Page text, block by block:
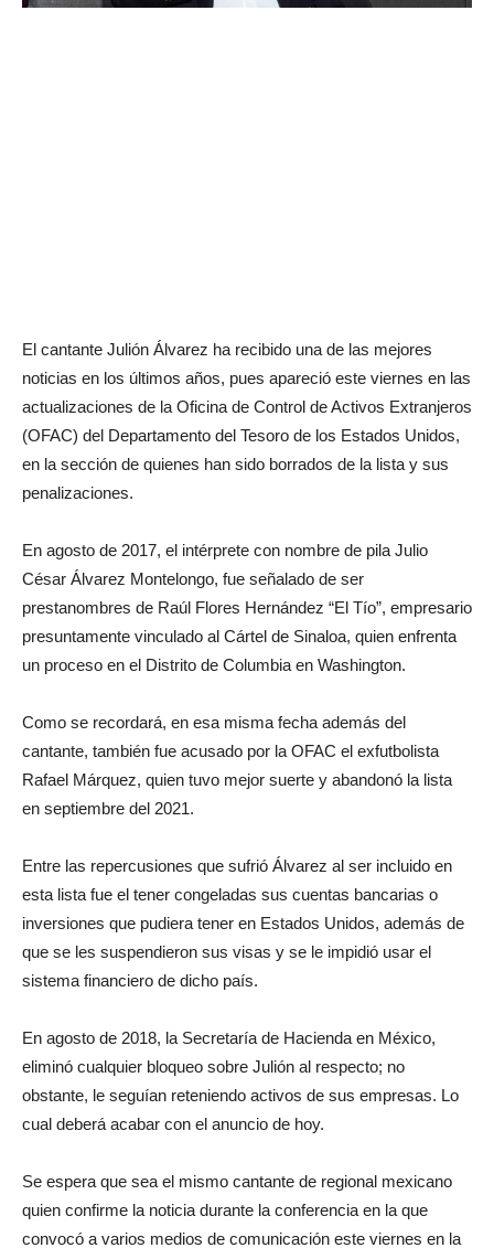
El cantante Julión Álvarez ha recibido una de las mejores
noticias en los últimos años, pues apareció este viernes en las
actualizaciones de la Oficina de Control de Activos Extranjeros
(OFAC) del Departamento del Tesoro de los Estados Unidos,
en la sección de quienes han sido borrados de la lista y sus
penalizaciones.
En agosto de 2017, el intérprete con nombre de pila Julio
César Álvarez Montelongo, fue señalado de ser
prestanombres de Raúl Flores Hernández “El Tío”, empresario
presuntamente vinculado al Cártel de Sinaloa, quien enfrenta
un proceso en el Distrito de Columbia en Washington.
Como se recordará, en esa misma fecha además del
cantante, también fue acusado por la OFAC el exfutbolista
Rafael Márquez, quien tuvo mejor suerte y abandonó la lista
en septiembre del 2021.
Entre las repercusiones que sufrió Álvarez al ser incluido en
esta lista fue el tener congeladas sus cuentas bancarias o
inversiones que pudiera tener en Estados Unidos, además de
que se les suspendieron sus visas y se le impidió usar el
sistema financiero de dicho país.
En agosto de 2018, la Secretaría de Hacienda en México,
eliminó cualquier bloqueo sobre Julión al respecto; no
obstante, le seguían reteniendo activos de sus empresas. Lo
cual deberá acabar con el anuncio de hoy.
Se espera que sea el mismo cantante de regional mexicano
quien confirme la noticia durante la conferencia en la que
convocó a varios medios de comunicación este viernes en la